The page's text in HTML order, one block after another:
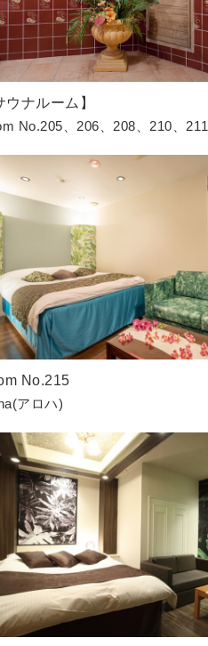
ウナルーム】
No.205、206、208、210、211
No.215
アロハ)